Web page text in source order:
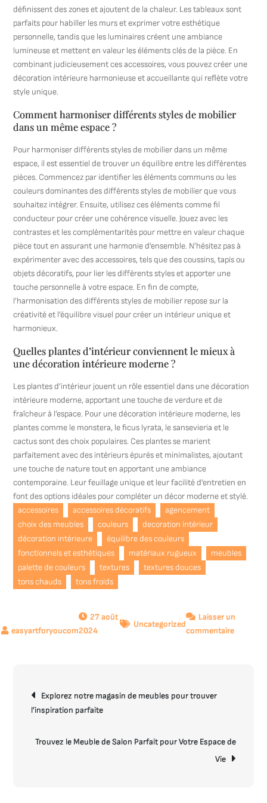
définissent des zones et ajoutent de la chaleur. Les tableaux sont
parfaits pour habiller les murs et exprimer votre esthétique
personnelle, tandis que les luminaires créent une ambiance
lumineuse et mettent en valeur les éléments clés de la pièce. En
combinant judicieusement ces accessoires, vous pouvez créer une
décoration intérieure harmonieuse et accueillante qui reflète votre
style unique.
Comment harmoniser différents styles de mobilier
dans un même espace ?
Pour harmoniser différents styles de mobilier dans un même
espace, il est essentiel de trouver un équilibre entre les différentes
pièces. Commencez par identifier les éléments communs ou les
couleurs dominantes des différents styles de mobilier que vous
souhaitez intégrer. Ensuite, utilisez ces éléments comme fil
conducteur pour créer une cohérence visuelle. Jouez avec les
contrastes et les complémentarités pour mettre en valeur chaque
pièce tout en assurant une harmonie d’ensemble. N’hésitez pas à
expérimenter avec des accessoires, tels que des coussins, tapis ou
objets décoratifs, pour lier les différents styles et apporter une
touche personnelle à votre espace. En fin de compte,
l’harmonisation des différents styles de mobilier repose sur la
créativité et l’équilibre visuel pour créer un intérieur unique et
harmonieux.
Quelles plantes d’intérieur conviennent le mieux à
une décoration intérieure moderne ?
Les plantes d’intérieur jouent un rôle essentiel dans une décoration
intérieure moderne, apportant une touche de verdure et de
fraîcheur à l’espace. Pour une décoration intérieure moderne, les
plantes comme le monstera, le ficus lyrata, le sansevieria et le
cactus sont des choix populaires. Ces plantes se marient
parfaitement avec des intérieurs épurés et minimalistes, ajoutant
une touche de nature tout en apportant une ambiance
contemporaine. Leur feuillage unique et leur facilité d’entretien en
font des options idéales pour compléter un décor moderne et stylé.
accessoires
accessoires décoratifs
agencement
choix des meubles
couleurs
decoration intérieur
décoration intérieure
équilibre des couleurs
fonctionnels et esthétiques
matériaux rugueux
meubles
palette de couleurs
textures
textures douces
tons chauds
tons froids
27 août
2024
Uncategorized
Laisser un
commentairesur
de
l’article
Explorez notre magasin de meubles pour trouver
l’inspiration parfaite
Trouvez le Meuble de Salon Parfait pour Votre Espace de
Vie